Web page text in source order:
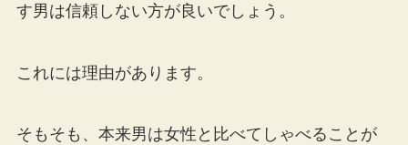
す男は信頼しない方が良いでしょう。
これには理由があります。
そもそも、本来男は女性と比べてしゃべることが